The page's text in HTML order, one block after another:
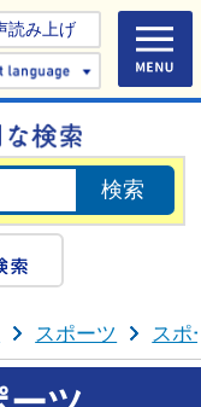
読み上げ
Select
スポーツ スポ